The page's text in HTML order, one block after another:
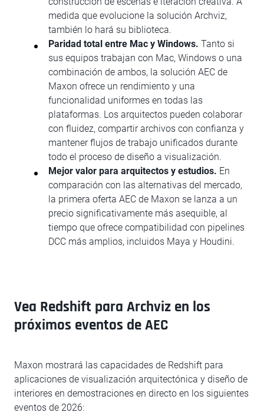
medida que evolucione la solución Archviz,
también lo hará su biblioteca.
Paridad total entre Mac y Windows. Tanto si
sus equipos trabajan con Mac, Windows o una
combinación de ambos, la solución AEC de
Maxon ofrece un rendimiento y una
funcionalidad uniformes en todas las
plataformas. Los arquitectos pueden colaborar
con fluidez, compartir archivos con confianza y
mantener flujos de trabajo unificados durante
todo el proceso de diseño a visualización.
Mejor valor para arquitectos y estudios. En
comparación con las alternativas del mercado,
la primera oferta AEC de Maxon se lanza a un
precio significativamente más asequible, al
tiempo que ofrece compatibilidad con pipelines
DCC más amplios, incluidos Maya y Houdini.
Vea Redshift para Archviz en los
próximos eventos de AEC
Maxon mostrará las capacidades de Redshift para
aplicaciones de visualización arquitectónica y diseño de
interiores en demostraciones en directo en los siguientes
eventos de 2026: